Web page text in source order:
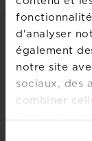
d'analyser
également
notre site
sociaux, des
combiner
vous leur
Découvrez